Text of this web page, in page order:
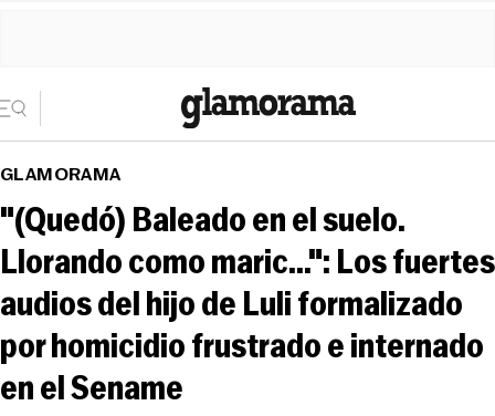
GLAMORAMA
"(Quedó) Baleado en el suelo.
Llorando como maric...": Los fuertes
audios del hijo de Luli formalizado
por homicidio frustrado e internado
en el Sename